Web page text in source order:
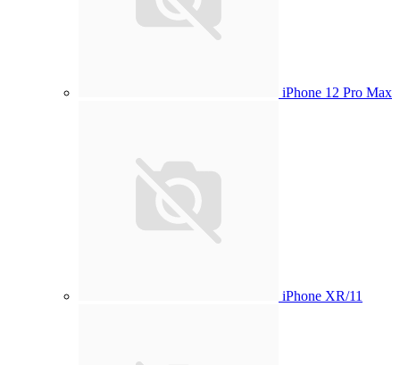
iPhone 12 Pro Max
iPhone XR/11